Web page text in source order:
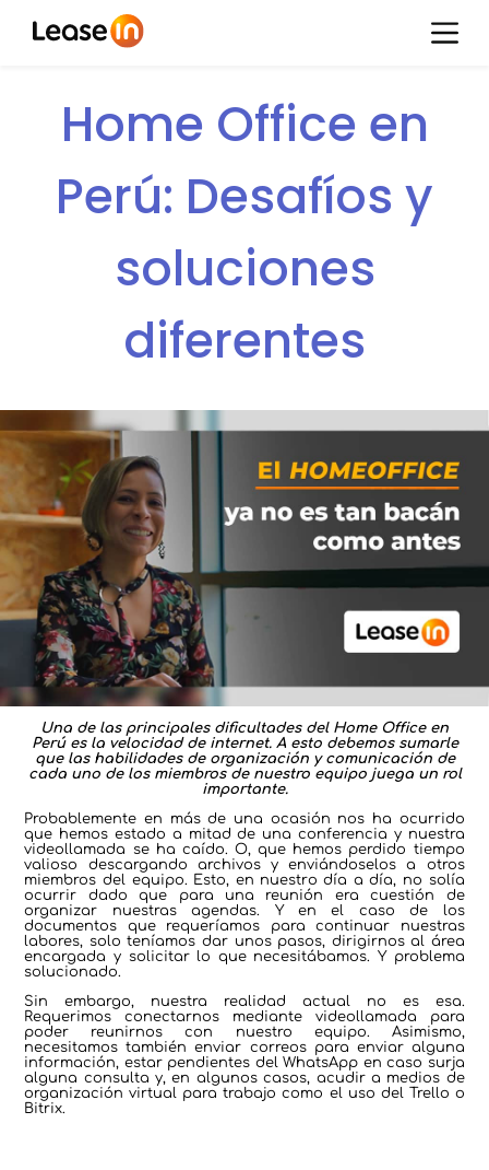
Home Office en
Perú: Desafíos y
soluciones
diferentes
Una de las principales dificultades del Home Office en
Perú es la velocidad de internet. A esto debemos sumarle
que las habilidades de organización y comunicación de
cada uno de los miembros de nuestro equipo juega un rol
importante.
Probablemente en más de una ocasión nos ha ocurrido
que hemos estado a mitad de una conferencia y nuestra
videollamada se ha caído. O, que hemos perdido tiempo
valioso descargando archivos y enviándoselos a otros
miembros del equipo. Esto, en nuestro día a día, no solía
ocurrir dado que para una reunión era cuestión de
organizar nuestras agendas. Y en el caso de los
documentos que requeríamos para continuar nuestras
labores, solo teníamos dar unos pasos, dirigirnos al área
encargada y solicitar lo que necesitábamos. Y problema
solucionado.
Sin embargo, nuestra realidad actual no es esa.
Requerimos conectarnos mediante videollamada para
poder reunirnos con nuestro equipo. Asimismo,
necesitamos también enviar correos para enviar alguna
información, estar pendientes del WhatsApp en caso surja
alguna consulta y, en algunos casos, acudir a medios de
organización virtual para trabajo como el uso del Trello o
Bitrix.